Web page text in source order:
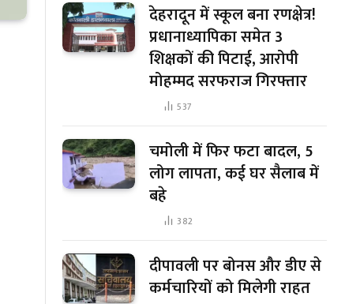
देहरादून में स्कूल बना रणक्षेत्र!
प्रधानाध्यापिका समेत 3
शिक्षकों की पिटाई, आरोपी
मोहम्मद सरफराज गिरफ्तार
537
चमोली में फिर फटा बादल, 5
लोग लापता, कई घर सैलाब में
बहे
382
दीपावली पर बोनस और डीए से
कर्मचारियों को मिलेगी राहत